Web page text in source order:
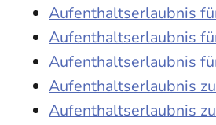
Aufenthaltserlaubnis
Aufenthaltserlaubnis
Aufenthaltserlaubnis
Aufenthaltserlaubnis
Aufenthaltserlaubnis